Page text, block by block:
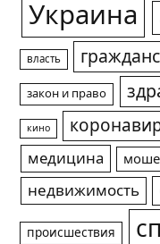
Украина
власть
закон и право
кино
медицина
недвижимость
происшествия